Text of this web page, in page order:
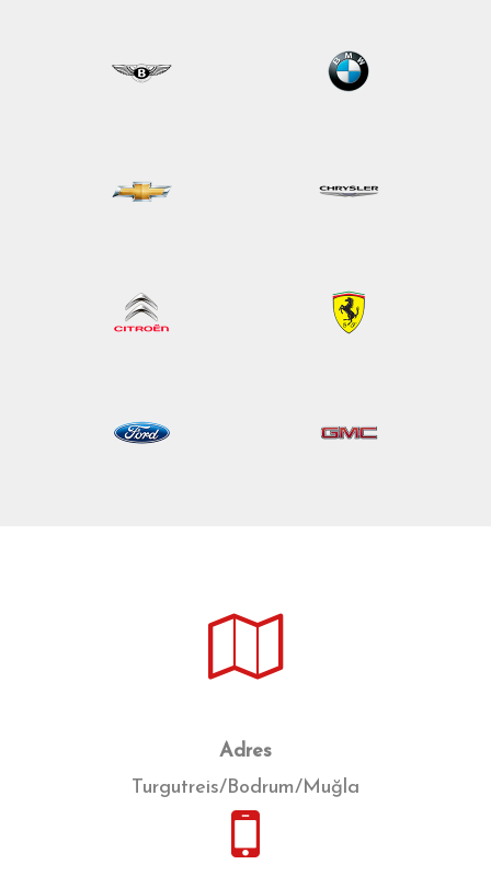
Adres
Turgutreis/Bodrum/Muğla